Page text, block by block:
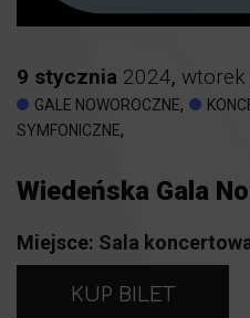
9 stycznia 2024, wtorek
GALE NOWOROCZNE,
SYMFONICZNE,
Wiedeńska Gala
Miejsce: Sala
KUP BILET